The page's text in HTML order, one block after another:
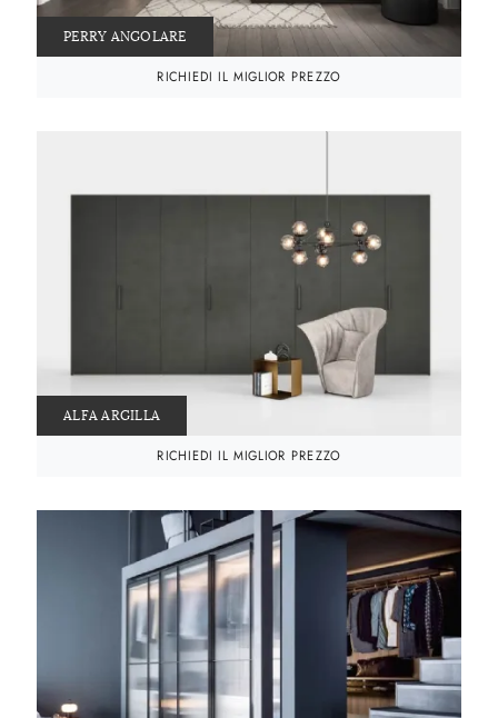
PERRY ANGOLARE
RICHIEDI IL MIGLIOR PREZZO
ALFA ARGILLA
RICHIEDI IL MIGLIOR PREZZO